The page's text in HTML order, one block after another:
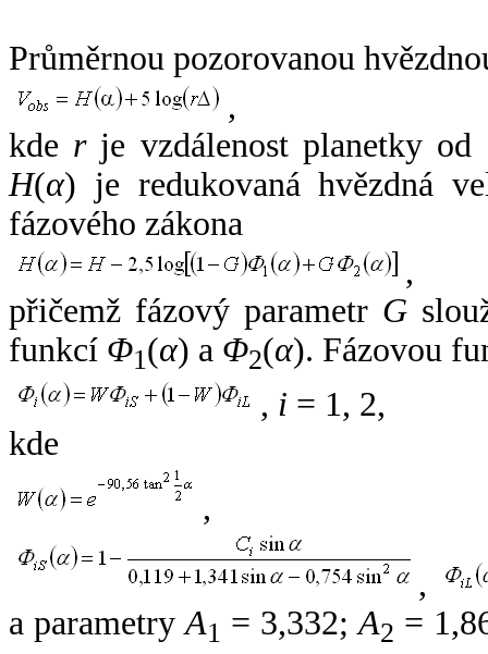
Průměrnou pozorovanou
,
kde rje vzdálenost planetky od
H(α) je redukovaná hvězdná
fázového zákona
,
přičemž fázový parametr G
funkcí Φ1(α) a Φ2(α). Fázovou
, i = 1, 2,
kde
,
,
a parametryA1 = 3,332;A2 =